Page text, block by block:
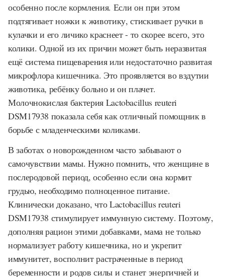
особенно после кормления. Если он при этом
подтягивает ножки к животику, стискивает ручки в
кулачки и его личико краснеет - то скорее всего, это
колики. Одной из их причин может быть неразвитая
ещё система пищеварения или недостаточно развитая
микрофлора кишечника. Это проявляется во вздутии
животика, ребёнку больно и он плачет.
Молочнокислая бактерия Lactobacillus reuteri
DSM17938 показала себя как отличный помощник в
борьбе с младенческими коликами.
В заботах о новорожденном часто забывают о
самочувствии мамы. Нужно помнить, что женщине в
послеродовой период, особенно если она кормит
грудью, необходимо полноценное питание.
Клинически доказано, чтоLactobacillus reuteri
DSM17938 стимулирует иммунную систему. Поэтому,
дополняя рацион этими добавками, мама не только
нормализует работу кишечника, но и укрепит
иммунитет, восполнит растраченные в период
беременности и родов силы и станет энергичней и